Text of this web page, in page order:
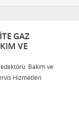
TÜRKAK AKREDITE
DEDEKTÖRÜ BAKIM
Türkak Akredite Gaz
Kalibrasyon Teknik Servis